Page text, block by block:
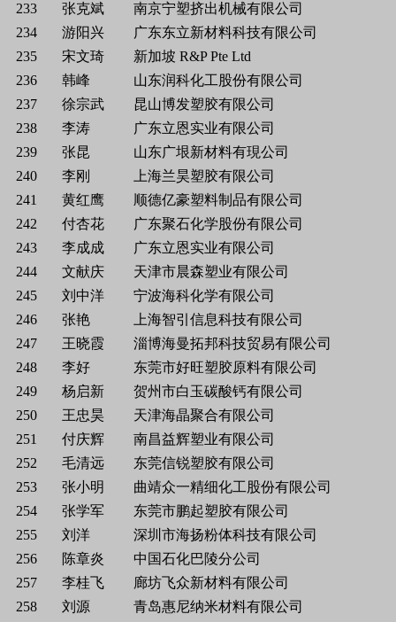
233
张克斌
南京宁塑挤出机械有限公司
234
游阳兴
广东东立新材料科技有限公司
235
宋文琦
新加坡 R&P Pte Ltd
236
韩峰
山东润科化工股份有限公司
237
徐宗武
昆山博发塑胶有限公司
238
李涛
广东立恩实业有限公司
239
张昆
山东广垠新材料有現公司
240
李刚
上海兰昊塑胶有限公司
241
黄红鹰
顺德亿豪塑料制品有限公司
242
付杏花
广东聚石化学股份有限公司
243
李成成
广东立恩实业有限公司
244
文献庆
天津市晨森塑业有限公司
245
刘中洋
宁波海科化学有限公司
246
张艳
上海智引信息科技有限公司
247
王晓霞
淄博海曼拓邦科技贸易有限公司
248
李好
东莞市好旺塑胶原料有限公司
249
杨启新
贺州市白玉碳酸钙有限公司
250
王忠昊
天津海晶聚合有限公司
251
付庆辉
南昌益辉塑业有限公司
252
毛清远
东莞信锐塑胶有限公司
253
张小明
曲靖众一精细化工股份有限公司
254
张学军
东莞市鹏起塑胶有限公司
255
刘洋
深圳市海扬粉体科技有限公司
256
陈章炎
中国石化巴陵分公司
257
李桂飞
廊坊飞众新材料有限公司
258
刘源
青岛惠尼纳米材料有限公司